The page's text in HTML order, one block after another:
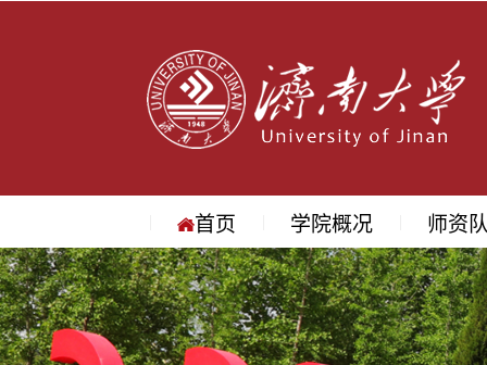
首页 学院概况
学院简介
学院领导
机构设置
院长寄语
地理位置
师资
教授
副教授
讲师
名师访